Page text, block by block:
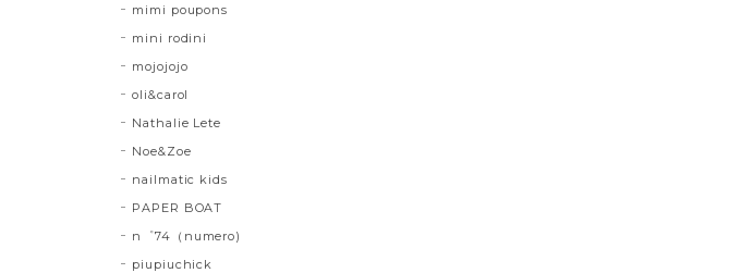
mimi poupons
mini rodini
mojojojo
oli&carol
Nathalie Lete
Noe&Zoe
nailmatic kids
PAPER BOAT
n゜74（numero)
piupiuchick